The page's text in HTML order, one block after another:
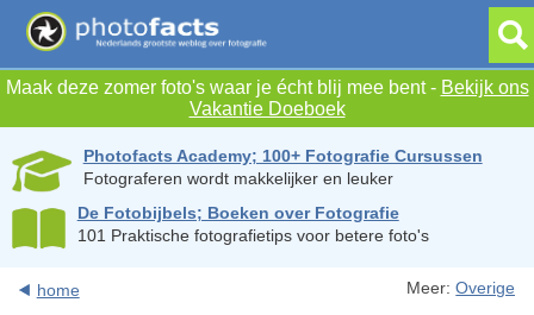
Maak deze zomer foto's waar je écht blij mee bent - Bekijk ons
Vakantie Doeboek
Photofacts Academy; 100+ Fotografie Cursussen
Fotograferen wordt makkelijker en leuker
De Fotobijbels; Boeken over Fotografie
101 Praktische fotografietips voor betere foto's
home Meer:Overige